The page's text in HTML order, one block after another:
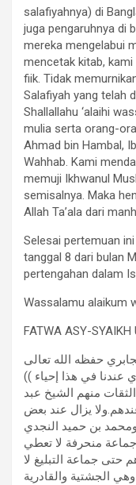
salafiyahnya) di
juga pengaruhnya di
mereka mengelabui
mencetak kitab, kami
fiik. Tidak
Salafiyah yang telah
Shallallahu ‘alaihi
mulia serta orang-
Ahmad bin Hambal,
Wahhab. Kami
memuji Ikhwanul
semisalnya. Maka
Allah Ta’ala dari
Selesai pertemuan
tanggal 8 dari bulan
pertengahan dalam
Wassalamu alaikum
FATWA ASY-
حفظه الله تعالى
(( أولا يا بني, نحن لا نتحدث إلا ببينة يستوي عندنا في هذا إحياء
منهم الشيخ عبد
يزال عند بعض
بن حميد النجدي
منحرفة لا تعطي
حتى جماعة التبليغ لا
الجشتية والقادرية